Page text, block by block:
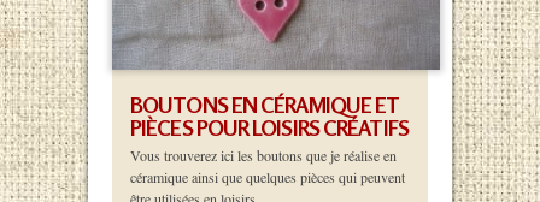
BOUTONS EN CÉRAMIQUE ET
PIÈCES POUR LOISIRS CRÉATIFS
Vous trouverez ici les boutons que je réalise en
céramique ainsi que quelques pièces qui peuvent